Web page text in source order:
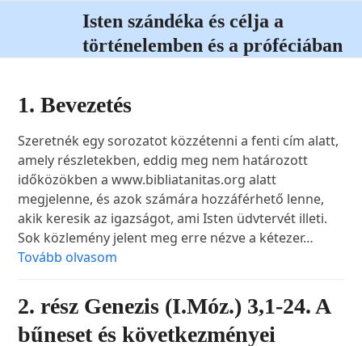
menu
menu
Isten szándéka és célja a
történelemben és a próféciában
1. Bevezetés
Szeretnék egy sorozatot közzétenni a fenti cím alatt,
amely részletekben, eddig meg nem határozott
időközökben a www.bibliatanitas.org alatt
megjelenne, és azok számára hozzáférhető lenne,
akik keresik az igazságot, ami Isten üdvtervét illeti.
Sok közlemény jelent meg erre nézve a kétezer…
Tovább olvasom
2. rész Genezis (I.Móz.) 3,1-24. A
bűneset és következményei